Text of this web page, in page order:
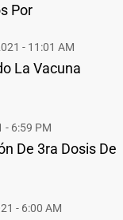
Por
- 11:01 AM
La Vacuna
- 6:59 PM
De 3ra Dosis De
- 6:00 AM